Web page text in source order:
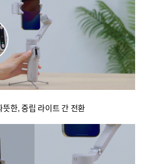
뜻한, 중립 라이트 간 전환